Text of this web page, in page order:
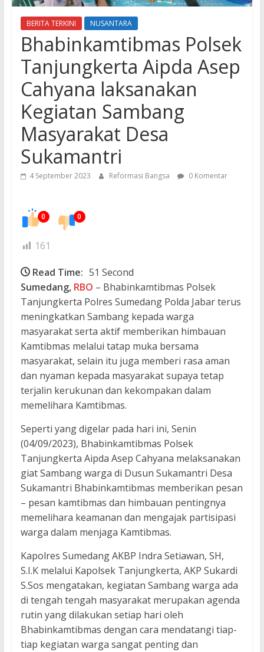
BERITA TERKINI NUSANTARA
Bhabinkamtibmas Polsek
Tanjungkerta Aipda Asep
Cahyana laksanakan
Kegiatan Sambang
Masyarakat Desa
Sukamantri
4 September 2023 Reformasi Bangsa 0 Komentar
0 0
161
Read Time: 51 Second
Sumedang, RBO – Bhabinkamtibmas Polsek
Tanjungkerta Polres Sumedang Polda Jabar terus
meningkatkan Sambang kepada warga
masyarakat serta aktif memberikan himbauan
Kamtibmas melalui tatap muka bersama
masyarakat, selain itu juga memberi rasa aman
dan nyaman kepada masyarakat supaya tetap
terjalin kerukunan dan kekompakan dalam
memelihara Kamtibmas.
Seperti yang digelar pada hari ini, Senin
(04/09/2023), Bhabinkamtibmas Polsek
Tanjungkerta Aipda Asep Cahyana melaksanakan
giat Sambang warga di Dusun Sukamantri Desa
Sukamantri Bhabinkamtibmas memberikan pesan
– pesan kamtibmas dan himbauan pentingnya
memelihara keamanan dan mengajak partisipasi
warga dalam menjaga Kamtibmas.
Kapolres Sumedang AKBP Indra Setiawan, SH,
S.I.K melalui Kapolsek Tanjungkerta, AKP Sukardi
S.Sos mengatakan, kegiatan Sambang warga ada
di tengah tengah masyarakat merupakan agenda
rutin yang dilakukan setiap hari oleh
Bhabinkamtibmas dengan cara mendatangi tiap-
tiap kegiatan warga sangat penting dan